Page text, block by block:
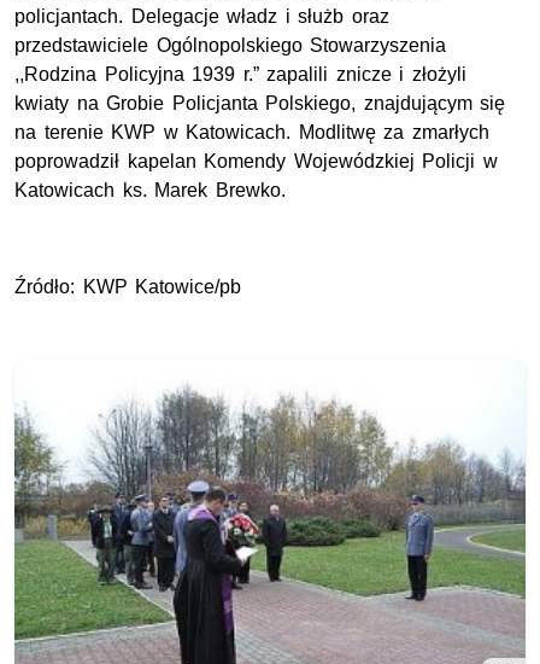
policjantach. Delegacje władz i służb oraz
przedstawiciele Ogólnopolskiego Stowarzyszenia
,,Rodzina Policyjna 1939 r.” zapalili znicze i złożyli
kwiaty na Grobie Policjanta Polskiego, znajdującym się
na terenie KWP w Katowicach. Modlitwę za zmarłych
poprowadził kapelan Komendy Wojewódzkiej Policji w
Katowicach ks. Marek Brewko.
Źródło: KWP Katowice/pb